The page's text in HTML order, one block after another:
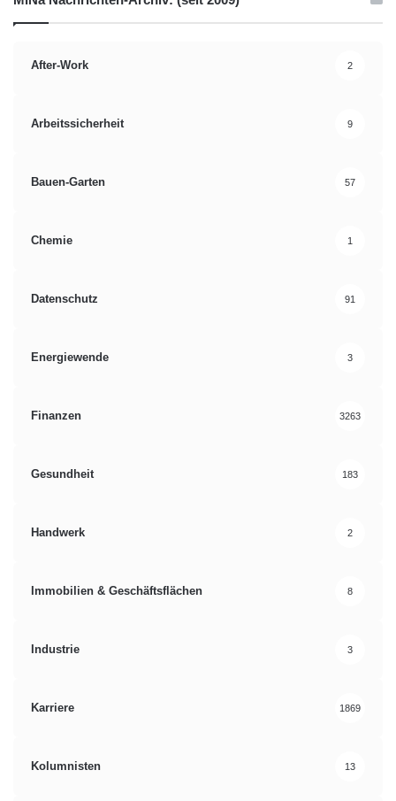
After-Work 2
Arbeitssicherheit 9
Bauen-Garten 57
Chemie 1
Datenschutz 91
Energiewende 3
Finanzen 3263
Gesundheit 183
Handwerk 2
Immobilien & Geschäftsflächen 8
Industrie 3
Karriere 1869
Kolumnisten 13